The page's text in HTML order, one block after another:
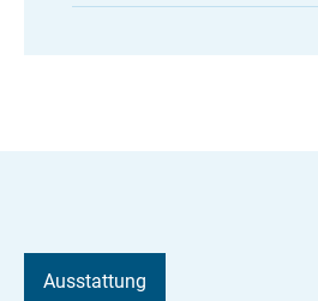
Ausstattung